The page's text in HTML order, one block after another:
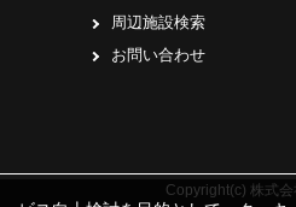
周辺施設検索
お問い合わせ
Copyright(c) 株式